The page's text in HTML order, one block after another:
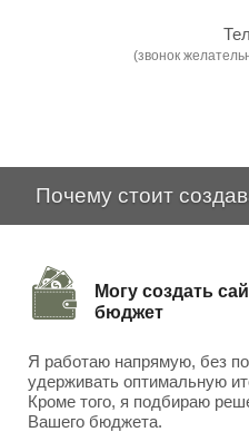
(звонок
Почему стоит
Могу создать
бюджет
Я работаю напрямую, без
удерживать оптимальную
Кроме того, я подбираю
Вашего бюджета.